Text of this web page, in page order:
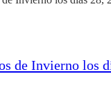
de Invierno los